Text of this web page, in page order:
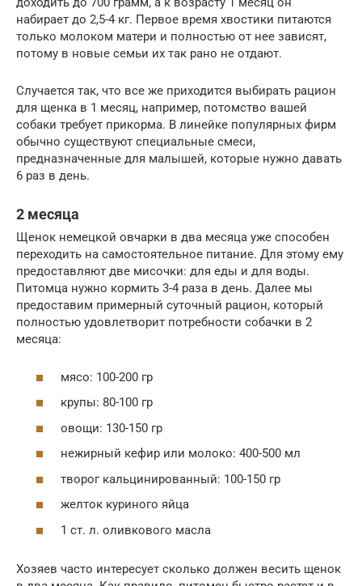
набирает до 2,5-4 кг. Первое время хвостики питаются
только молоком матери и полностью от нее зависят,
потому в новые семьи их так рано не отдают.
Случается так, что все же приходится выбирать рацион
для щенка в 1 месяц, например, потомство вашей
собаки требует прикорма. В линейке популярных фирм
обычно существуют специальные смеси,
предназначенные для малышей, которые нужно давать
6 раз в день.
2 месяца
Щенок немецкой овчарки в два месяца уже способен
переходить на самостоятельное питание. Для этому ему
предоставляют две мисочки: для еды и для воды.
Питомца нужно кормить 3-4 раза в день. Далее мы
предоставим примерный суточный рацион, который
полностью удовлетворит потребности собачки в 2
месяца:
мясо: 100-200 гр
крупы: 80-100 гр
овощи: 130-150 гр
нежирный кефир или молоко: 400-500 мл
творог кальцинированный: 100-150 гр
желток куриного яйца
1 ст. л. оливкового масла
Хозяев часто интересует сколько должен весить щенок